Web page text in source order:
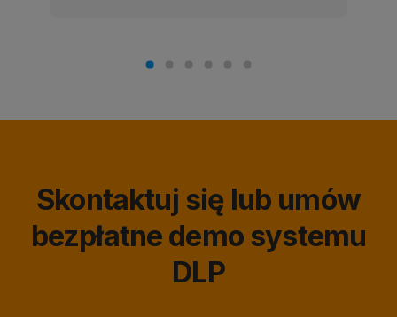
Skontaktuj się lub umów
bezpłatne demo systemu
DLP